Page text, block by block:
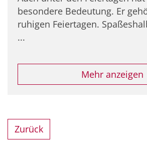
besondere Bedeutung. Er
ruhigen Feiertagen.
...
Mehr anzeigen
Zurück